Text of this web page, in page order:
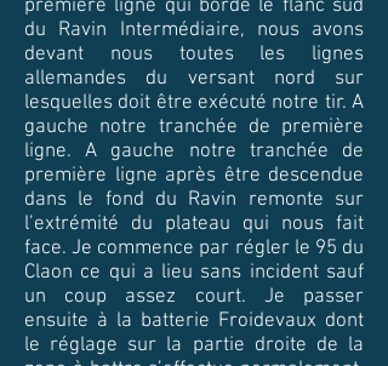
première ligne qui borde le flanc sud
du Ravin Intermédiaire, nous avons
devant nous toutes les lignes
allemandes du versant nord sur
lesquelles doit être exécuté notre tir. A
gauche notre tranchée de première
ligne. A gauche notre tranchée de
première ligne après être descendue
dans le fond du Ravin remonte sur
l’extrémité du plateau qui nous fait
face. Je commence par régler le 95 du
Claon ce qui a lieu sans incident sauf
un coup assez court. Je passer
ensuite à la batterie Froidevaux dont
le réglage sur la partie droite de la